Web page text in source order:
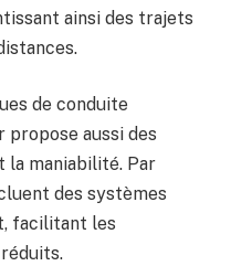
ainsi des trajets
de conduite
propose aussi des
la maniabilité. Par
des systèmes
facilitant les